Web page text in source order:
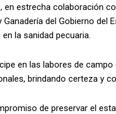
estrecha colaboración
del Gobierno del
la sanidad pecuaria.
en las labores de
brindando certeza y
de preservar el